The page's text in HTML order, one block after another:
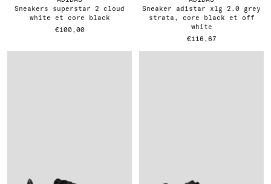
sneakers superstar 2 cloud
white et core black
€100,00
sneaker adistar xlg 2.0 grey
strata, core black et off
white
€116,67